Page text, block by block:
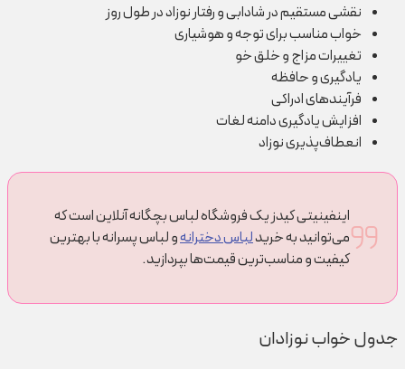
نقشی مستقیم در شادابی و رفتار نوزاد در طول روز
خواب مناسب برای توجه و هوشیاری
تغییرات مزاج و خلق خو
یادگیری و حافظه
فرآیند‌های ادراکی
افزایش یادگیری دامنه لغات
انعطاف‌پذیری نوزاد
اینفینیتی کیدز یک فروشگاه لباس بچگانه آنلاین است که
می‌توانید به خریدلباس دخترانهو لباس پسرانه با بهترین
کیفیت و مناسب‌ترین قیمت‌ها بپردازید.
جدول خواب نوزادان